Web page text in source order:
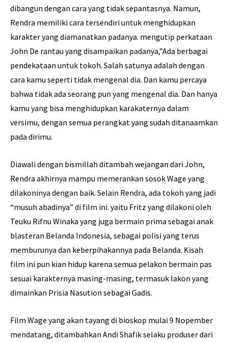
dibangun dengan cara yang tidak sepantasnya. Namun,
Rendra memiliki cara tersendiri untuk menghidupkan
karakter yang diamanatkan padanya. mengutip perkataan
John De rantau yang disampaikan padanya,”Ada berbagai
pendekataan untuk tokoh. Salah satunya adalah dengan
cara kamu seperti tidak mengenal dia. Dan kamu percaya
bahwa tidak ada seorang pun yang mengenal dia. Dan hanya
kamu yang bisa menghidupkan karakaternya dalam
versimu, dengan semua perangkat yang sudah ditanaamkan
pada dirimu.
Diawali dengan bismillah ditambah wejangan dari John,
Rendra akhirnya mampu memerankan sosok Wage yang
dilakoninya dengan baik. Selain Rendra, ada tokoh yang jadi
“musuh abadinya” di film ini. yaitu Fritz yang dilakoni oleh
Teuku Rifnu Winaka yang juga bermain prima sebagai anak
blasteran Belanda Indonesia, sebagai polisi yang terus
memburunya dan keberpihakannya pada Belanda. Kisah
film ini pun kian hidup karena semua pelakon bermain pas
sesuai karakternya masing-masing, termasuk lakon yang
dimainkan Prisia Nasution sebagai Gadis.
Film Wage yang akan tayang di bioskop mulai 9 Nopember
mendatang, ditambahkan Andi Shafik selaku produser dari